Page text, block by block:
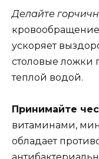
Делайте
ускоряет
столовые ложки
теплой водой.
Принимайте
витаминами,
обладает